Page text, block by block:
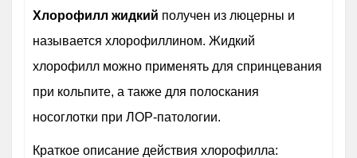
Хлорофилл жидкий получен из люцерны и
называется хлорофиллином. Жидкий
хлорофилл можно применять для спринцевания
при кольпите, а также для полоскания
носоглотки при ЛОР-патологии.
Краткое описание действия хлорофилла: